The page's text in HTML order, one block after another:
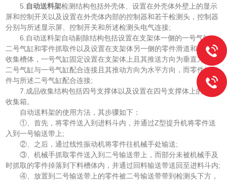
5. 自动送料架检测结构包括外壳体、设置在外壳体外壁上的显示
屏和控制开关以及设置在外壳体内部的控制器和若干检测头，控制器
分别与所述显示屏、控制开关和所述检测头电气连接;
6.自动送料架自动剔除结构包括设置在支架体一侧的一号气缸、
二号气缸和零件抓取件以及设置在支架体另一侧的零件滑道和不良品
收集槽体，一号气缸固定设置在支架体上且其推送方向为垂直方向，
二号气缸与一号气缸配合连接且其推动方向为水平方向，而零件抓取
件与所述二号气缸配合连接;
7.成品收集结构包括四号支撑体以及设置在四号支撑体上的成品
收集箱。
自动送料架的使用方法，其步骤如下：
①、首先，将零件送入到进料斗内，并通过Z型提升机将零件送
入到一号输送带上;
②、之后，通过线性振动机将零件往机械手处输送;
③、机械手抓取零件送入到二号输送带上，而部分未被机械手及
时抓取的零件掉落到下料槽体内，并通过回料输送带送回至进料斗内;
④、放置到二号输送带上的零件被二号输送带带到检测头下方，